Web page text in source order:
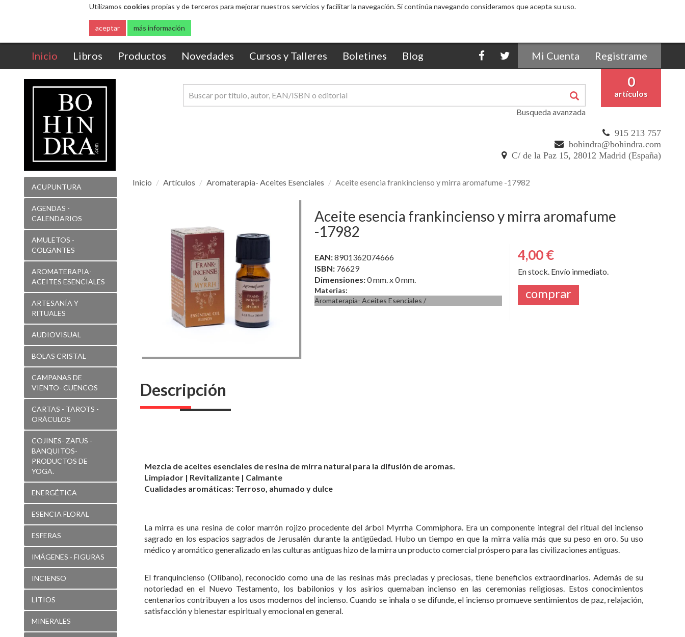
Utilizamos cookies propias y de terceros para mejorar nuestros servicios y facilitar la navegación. Si continúa navegando consideramos que acepta su uso.
aceptar más información
Inicio (current)
Libros Productos Novedades Cursos y Talleres Boletines Blog Mi Cuenta Registrame
0
artículos
Busqueda avanzada
915 213 757
bohindra@bohindra.com
C/ de la Paz 15, 28012 Madrid (España)
ACUPUNTURA
AGENDAS -
CALENDARIOS
AMULETOS -
COLGANTES
AROMATERAPIA-
ACEITES ESENCIALES
ARTESANÍA Y
RITUALES
AUDIOVISUAL
BOLAS CRISTAL
CAMPANAS DE
VIENTO- CUENCOS
CARTAS - TAROTS -
ORÁCULOS
COJINES- ZAFUS -
BANQUITOS-
PRODUCTOS DE
YOGA.
ENERGÉTICA
ESENCIA FLORAL
ESFERAS
IMÁGENES - FIGURAS
INCIENSO
LITIOS
MINERALES
Inicio Artículos Aromaterapia- Aceites Esenciales Aceite esencia frankincienso y mirra aromafume -17982
frankincienso
aromafume
-17982
Aceite esencia frankincienso y mirra aromafume
-17982
EAN:8901362074666
ISBN: 76629
Dimensiones:0 mm. x 0 mm.
Materias:
Aromaterapia- Aceites Esenciales /
4,00 €
En stock. Envío inmediato.
comprar
Descripción
Mezcla de aceites esenciales de resina de mirra natural para la difusión de aromas.
Limpiador | Revitalizante | Calmante
Cualidades aromáticas: Terroso, ahumado y dulce
La mirra es una resina de color marrón rojizo procedente del árbol Myrrha Commiphora. Era un componente integral del ritual del incienso
sagrado en los espacios sagrados de Jerusalén durante la antigüedad. Hubo un tiempo en que la mirra valía más que su peso en oro. Su uso
médico y aromático generalizado en las culturas antiguas hizo de la mirra un producto comercial próspero para las civilizaciones antiguas.
El franquincienso (Olibano), reconocido como una de las resinas más preciadas y preciosas, tiene beneficios extraordinarios. Además de su
notoriedad en el Nuevo Testamento, los babilonios y los asirios quemaban incienso en las ceremonias religiosas. Estos conocimientos
centenarios contribuyen a los usos modernos del incienso. Cuando se inhala o se difunde, el incienso promueve sentimientos de paz, relajación,
satisfacción y bienestar espiritual y emocional en general.